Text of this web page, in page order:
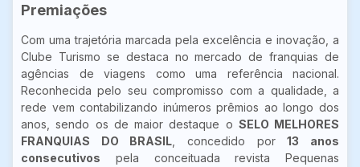
Premiações
Com uma trajetória marcada pela excelência e inovação, a
Clube Turismo se destaca no mercado de franquias de
agências de viagens como uma referência nacional.
Reconhecida pelo seu compromisso com a qualidade, a
rede vem contabilizando inúmeros prêmios ao longo dos
anos, sendo os de maior destaque o SELO MELHORES
FRANQUIAS DO BRASIL, concedido por13 anos
consecutivos pela conceituada revista Pequenas